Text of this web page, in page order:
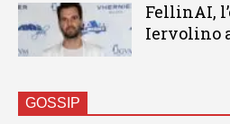
FellinAI,
Iervolino
GOSSIP